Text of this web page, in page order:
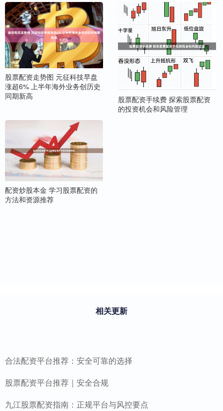
股票配资走势图 元征科技早盘
涨超6% 上半年海外业务创历史
同期新高
股票配资手续费 探索股票配资
的投资机会和风险管理
配资炒股本金 学习股票配资的
方法和资源推荐
相关更新
合法配资平台推荐：安全可靠的选择
股票配资平台推荐｜安全合规
九江股票配资指南：正规平台与风控要点